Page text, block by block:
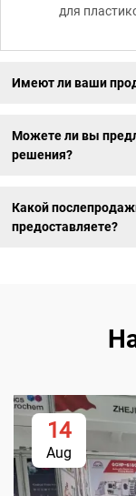
для
Имеют ли ваши
Можете ли вы
решения?
Какой
предоставляете?
14
Aug